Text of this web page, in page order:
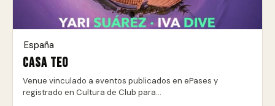
España
Casa Teo
Venue vinculado a eventos publicados en ePases y
registrado en Cultura de Club para…